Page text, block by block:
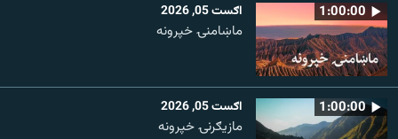
1:00:00 اګست 05, 2026
ماښامنۍ خپرونه
1:00:00 اګست 05, 2026
مازیګرنۍ خپرونه